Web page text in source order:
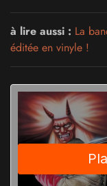
à lire aussi : La
éditée en vinyle !